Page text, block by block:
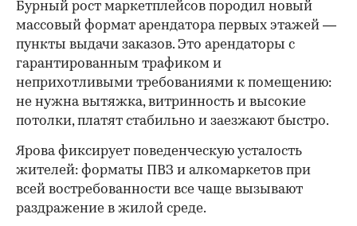
Бурный рост маркетплейсов породил новый
массовый формат арендатора первых этажей —
пункты выдачи заказов. Это арендаторы с
гарантированным трафиком и
неприхотливыми требованиями к помещению:
не нужна вытяжка, витринность и высокие
потолки, платят стабильно и заезжают быстро.
Ярова фиксирует поведенческую усталость
жителей: форматы ПВЗ и алкомаркетов при
всей востребованности все чаще вызывают
раздражение в жилой среде.